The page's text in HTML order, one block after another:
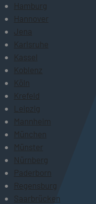
Hamburg
Hannover
Jena
Karlsruhe
Kassel
Koblenz
Köln
Krefeld
Leipzig
Mannheim
München
Münster
Nürnberg
Paderborn
Regensburg
Saarbrücken